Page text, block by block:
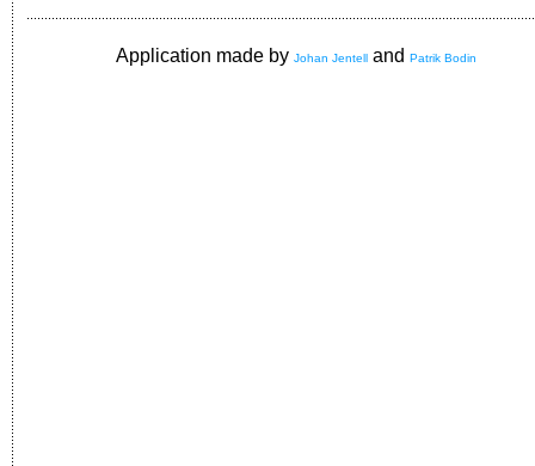
Application made by Johan Jentell and Patrik Bodin